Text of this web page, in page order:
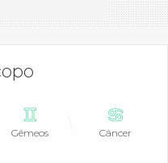
Gêmeos Câncer